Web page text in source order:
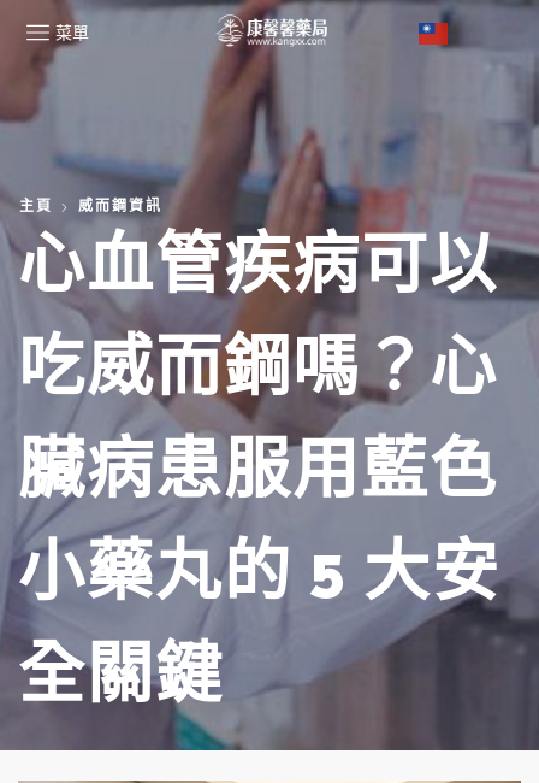
菜單
主頁 威而鋼資訊
心血管疾病可以
吃威而鋼嗎？心
臟病患服用藍色
小藥丸的 5 大安
全關鍵